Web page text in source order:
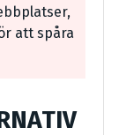
att spåra